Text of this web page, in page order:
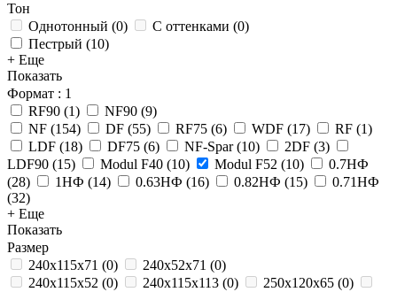
Тон
Однотонный (0) С оттенками (0)
Пестрый (10)
+ Еще
Показать
Формат : 1
RF90 (1) NF90 (9)
NF (154) DF (55) RF75 (6) WDF (17) RF (1)
LDF (18) DF75 (6) NF-Spar(10) 2DF (3)
LDF90 (15) Modul F40 (10) Modul F52 (10)
0.7НФ
(28) 1НФ (14) 0.63НФ (16) 0.82НФ (15)
0.71НФ
(32)
+ Еще
Показать
Размер
240x115x71 (0) 240x52x71 (0)
240x115x52 (0) 240x115x113 (0) 250x120x65 (0)